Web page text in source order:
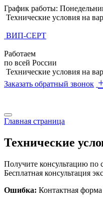
График работы:
Технические условия на
ВИП-СЕРТ
Работаем
по всей России
Технические условия на
Заказать обратный звонок
Главная страница
Технические
Получите консультацию по
Бесплатная консультация
Ошибка: Контактная